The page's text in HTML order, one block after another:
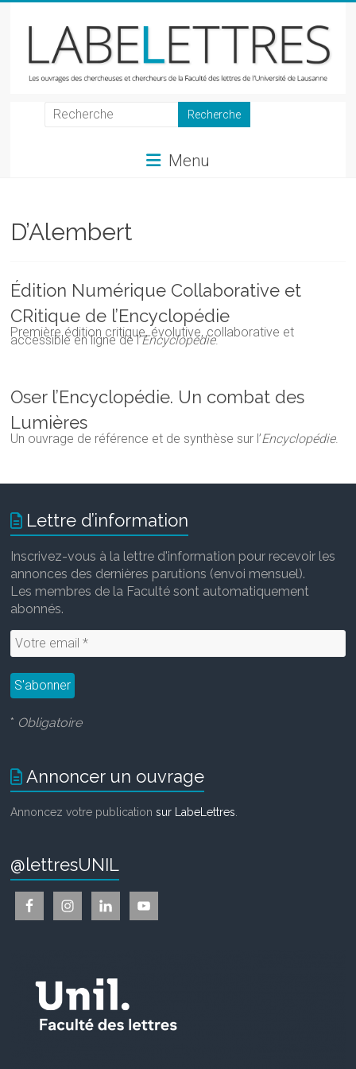
LabeLettres
et
chercheurs
la
Faculté
des
lettres
Menu
D’Alembert
Édition Numérique Collaborative et
CRitique de l’Encyclopédie
Première édition critique,évolutive, collaborative et
accessible en lignedel’Encyclopédie.
Oser l’Encyclopédie. Un combat des
Lumières
Un ouvrage de référence et de synthèse sur l’Encyclopédie.
Lettre d’information
Inscrivez-vous à la lettre d'information pour recevoir les
annonces des dernières parutions (envoi mensuel).
Les membres de la Faculté sont automatiquement
abonnés.
* Obligatoire
Annoncer un ouvrage
Annoncez votre publicationsur LabeLettres
@lettresUNIL